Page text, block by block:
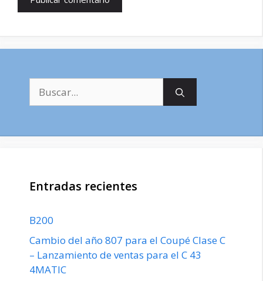
Entradas recientes
B200
Cambio del año 807 para el Coupé Clase C
– Lanzamiento de ventas para el C 43
4MATIC